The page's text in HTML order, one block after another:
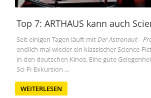
Top 7: ARTHAUS kann auch
Seit einigen Tagen läuft mitDer Astronaut –
endlich mal wieder ein klassischer Science-
in den deutschen Kinos. Eine gute
Sci-Fi-Exkursion ...
WEITERLESEN